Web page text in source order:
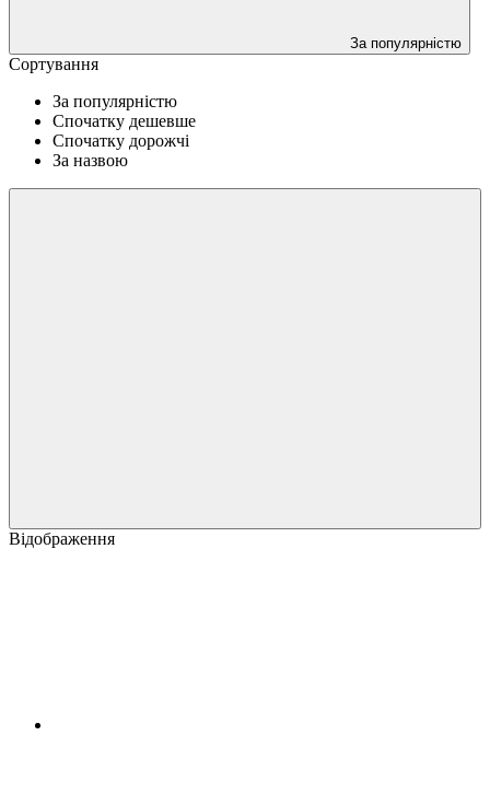
За популярністю
Сортування
За популярністю
Спочатку дешевше
Спочатку дорожчі
За назвою
Відображення